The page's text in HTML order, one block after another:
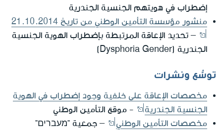
إضطراب في هويتهم الجنسية الجندرية
منشور مؤسسة التأمين الوطني من تاريخ 21.10.2014
– تحديد الإعاقة المرتبطة بإضطراب الهوية الجنسية
الجندرية (Dysphoria Gender)
توسُّع ونشرات
مخصصات الإعاقة على خلفية وجود إضطراب في الهوية
الجنسية الجندرية
- موقع التأمين الوطني
مخصصات التأمين الوطني
– جمعية "מעברים"